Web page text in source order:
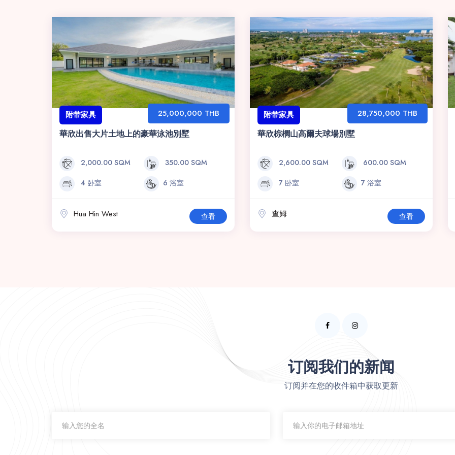
附带家具
華欣出售大片土地上的豪華泳池別墅
25,000,000 THB
2,000.00 SQM
350.00 SQM
4 卧室
6 浴室
Hua Hin West 查看
附带家具
華欣棕櫚山高爾夫球場別墅
28,750,000 THB
2,600.00 SQM
600.00 SQM
7 卧室
7 浴室
查姆 查看
订阅我们的新闻
订阅并在您的收件箱中获取更新